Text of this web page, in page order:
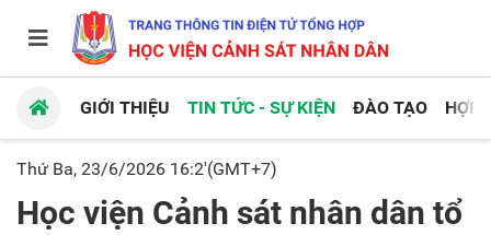
GIỚI THIỆU TIN TỨC - SỰ KIỆN ĐÀO TẠO HỢP
Thứ Ba, 23/6/2026 16:2'(GMT+7)
Học viện Cảnh sát nhân dân tổ